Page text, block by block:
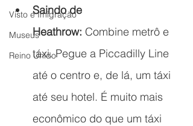
Visto e Imigração
Museus
Reino Unido
Saindo de
Heathrow: Combine metrô e
táxi. Pegue a Piccadilly Line
até o centro e, de lá, um táxi
até seu hotel. É muito mais
econômico do que um táxi